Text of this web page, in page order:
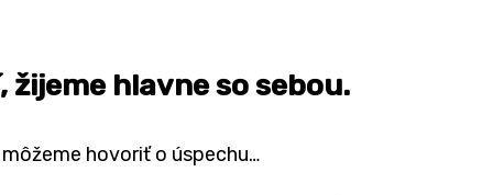
hlavne so sebou.
hovoriť o úspechu…